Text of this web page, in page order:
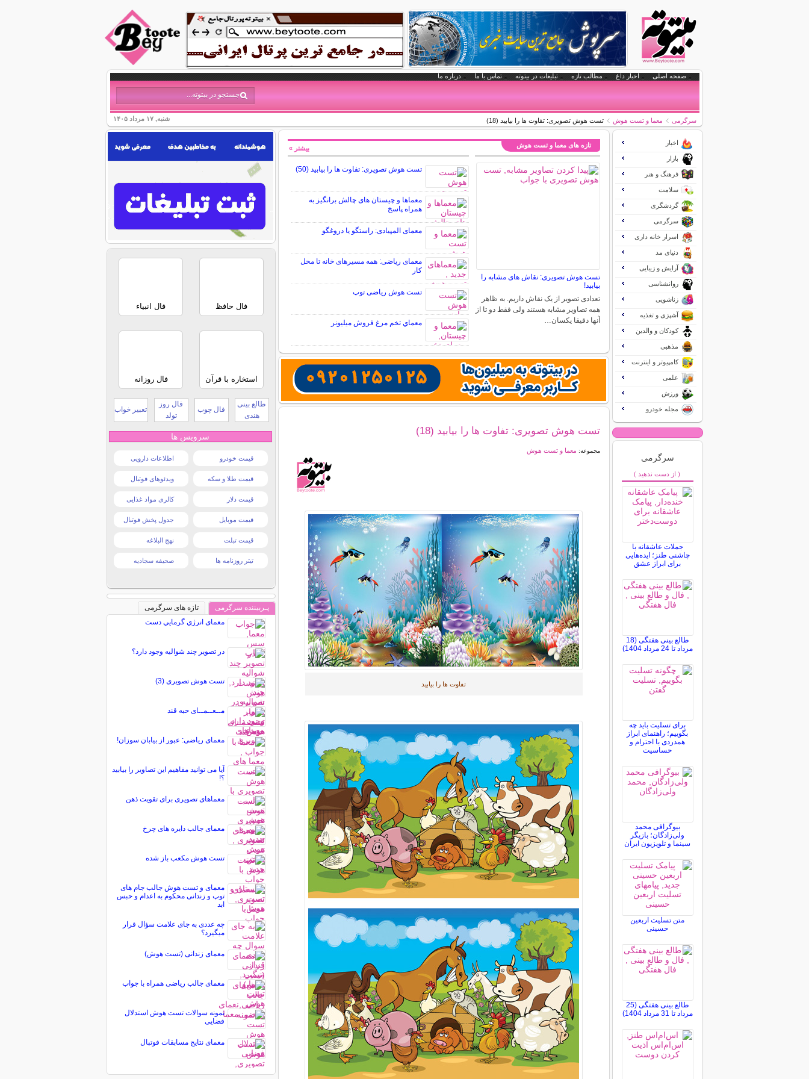
صفحه اصلی اخبار داغ مطالب تازه تبلیغات در بیتوته تماس با ما درباره ما
شنبه, ۱۷ مرداد ۱۴۰۵ سرگرمی معما و تست هوش تست هوش تصویری: تفاوت ها را بیابید (18)
تازه های معما و تست هوش
تست هوش تصویری: نقاش های مشابه را
بیابید!
تعدادی تصویر از یک نقاش داریم. به ظاهر
همه تصاویر مشابه هستند ولی فقط دو تا از
آنها دقیقا یکسان…
تست هوش تصویری: تفاوت ها را بیابید (50)
معماها و چیستان های چالش برانگیز به
همراه پاسخ
معمای المپیادی: راستگو یا دروغگو
معمای ریاضی: همه مسیرهای خانه تا محل
کار
تست هوش ریاضی توپ
معماي تخم مرغ فروش ميليونر
بیشتر »
تست هوش تصویری: تفاوت ها را بیابید (18)
مجموعه: معما و تست هوش
تفاوت ها را بیابید
اخبار
بازار
فرهنگ و هنر
سلامت
گردشگری
سرگرمی
اسرار خانه داری
دنیای مد
آرایش و زیبایی
روانشناسی
زناشویی
آشپزی و تغذیه
کودکان و والدین
مذهبی
کامپیوتر و اینترنت
علمی
ورزش
مجله خودرو
سرگرمی
( از دست ندهید )
جملات عاشقانه با
چاشنی طنز؛ ایده‌هایی
برای ابراز عشق
طالع بینی هفتگی (18
مرداد تا 24 مرداد 1404)
برای تسلیت باید چه
بگوییم؛ راهنمای ابراز
همدردی با احترام و
حساسیت
بیوگرافی محمد
ولی‌زادگان؛ بازیگر
سینما و تلویزیون ایران
متن تسلیت اربعین
حسینی
طالع بینی هفتگی (25
مرداد تا 31 مرداد 1404)
فال حافظ فال انبیاء
استخاره با قرآن فال روزانه
طالع بینی
هندی
فال چوب
فال روز
تولد
تعبیر خواب
سرویس ها
قیمت خودرو اطلاعات دارویی
قیمت طلا و سکه ویدئوهای فوتبال
قیمت دلار کالری مواد غذایی
قیمت موبایل جدول پخش فوتبال
قیمت تبلت نهج البلاغه
تیتر روزنامه ها صحیفه سجادیه
پـربیننده سرگرمی
تازه های سرگرمی
معمای انرژي گرمایي دست
در تصویر چند شوالیه وجود دارد؟
تست هوش تصویری (3)
مــعــمــای حبه قند
معمای ریاضی: عبور از بیابان سوزان!
آیا می توانید مفاهیم این تصاویر را بیابید
؟!
معماهای تصویری برای تقویت ذهن
معمای جالب دایره های چرخ
تست هوش مکعب باز شده
معمای و تست هوش جالب جام های
توپ و زندانی محکوم به اعدام و حبس
ابد
چه عددی به جای علامت سؤال قرار
میگیرد؟
معمای زندانی (تست هوش)
معمای جالب ریاضی همراه با جواب
نمونه سوالات تست هوش استدلال
فضایی
معمای نتایج مسابقات فوتبال